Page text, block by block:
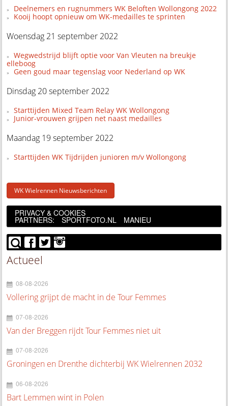
Deelnemers en rugnummers WK Beloften Wollongong 2022
Kooij hoopt opnieuw om WK-medailles te sprinten
Woensdag 21 september 2022
Wegwedstrijd blijft optie voor Van Vleuten na breukje
elleboog
Geen goud maar tegenslag voor Nederland op WK
Dinsdag 20 september 2022
Starttijden Mixed Team Relay WK Wollongong
Junior-vrouwen grijpen net naast medailles
Maandag 19 september 2022
Starttijden WK Tijdrijden junioren m/v Wollongong
WK Wielrennen Nieuwsberichten
PRIVACY & COOKIES
PARTNERS: SPORTFOTO.NL MANIEU
Actueel
08-08-2026
Vollering grijpt de macht in de Tour Femmes
07-08-2026
Van der Breggen rijdt Tour Femmes niet uit
07-08-2026
Groningen en Drenthe dichterbij WK Wielrennen 2032
06-08-2026
Bart Lemmen wint in Polen